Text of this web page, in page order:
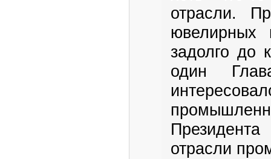
отрасли.
ювелирных
задолго до
один
отрасли